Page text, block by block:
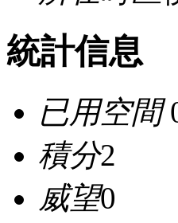
統計信息
已用空間
積分2
威望0